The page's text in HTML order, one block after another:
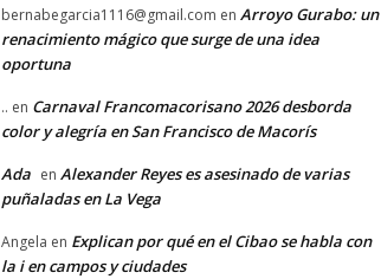
bernabegarcia1116@gmail.com en Arroyo Gurabo: un
renacimiento mágico que surge de una idea
oportuna
.. en Carnaval Francomacorisano 2026 desborda
color y alegría en San Francisco de Macorís
Ada en Alexander Reyes es asesinado de varias
puñaladas en La Vega
Angela en Explican por qué en el Cibao se habla con
la i en campos y ciudades